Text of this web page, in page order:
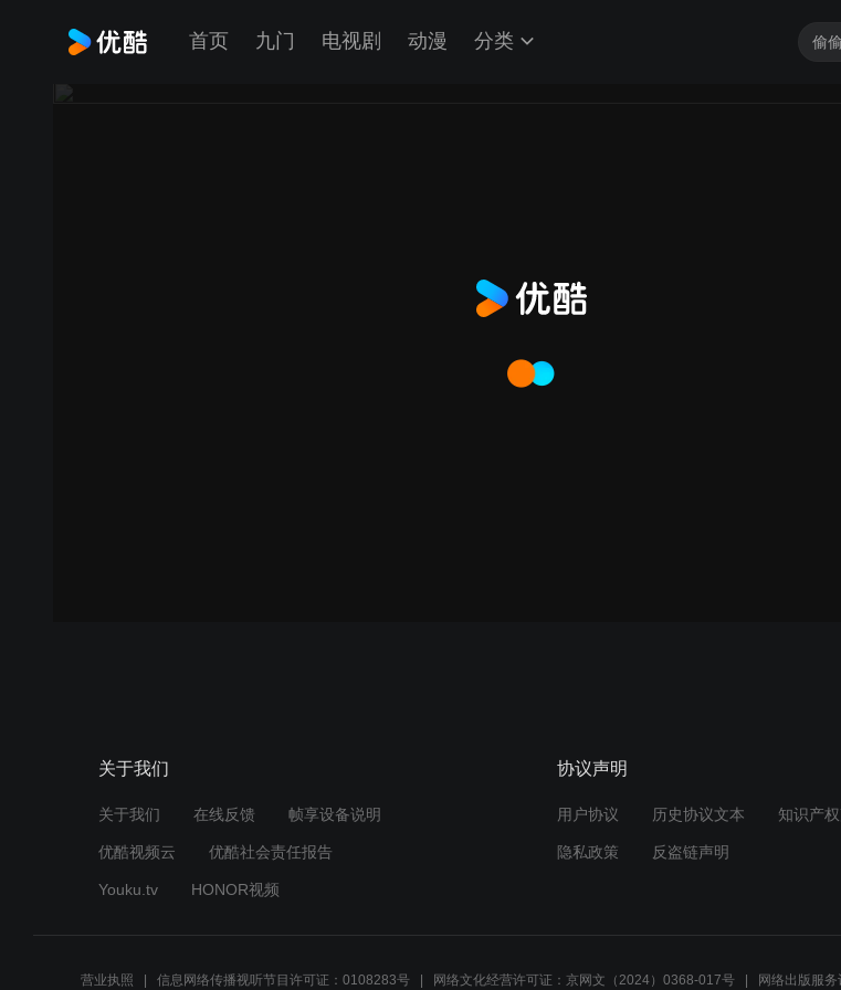
首页 九门 电视剧 动漫 分类
加载中...
关于我们
关于我们 在线反馈 帧享设备说明
优酷视频云 优酷社会责任报告
Youku.tv HONOR视频
协议声明
用户协议 历史协议文本 知识产
隐私政策 反盗链声明
营业执照 信息网络传播视听节目许可证：0108283号 网络文化经营许可证：京网文（2024）0368-017号 网络出版服